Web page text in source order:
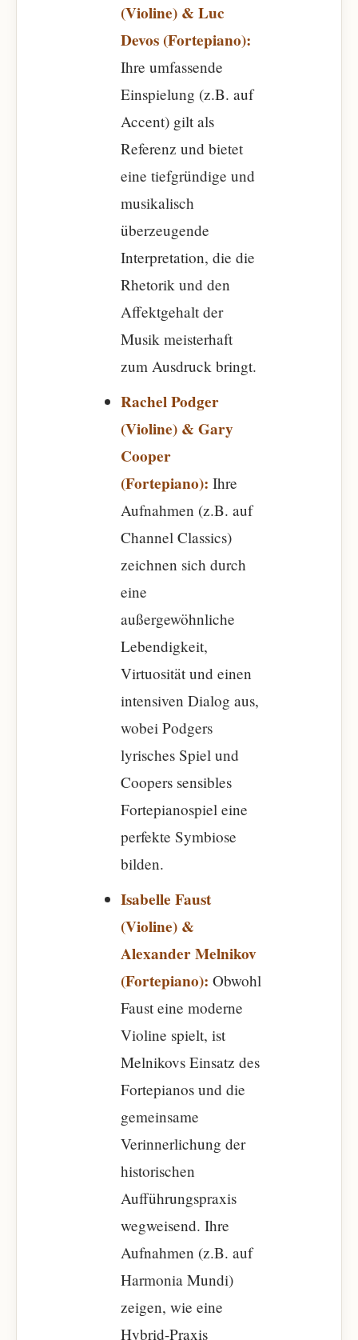
(Violine) & Luc
Devos (Fortepiano):
Ihre umfassende
Einspielung (z.B. auf
Accent) gilt als
Referenz und bietet
eine tiefgründige und
musikalisch
überzeugende
Interpretation, die die
Rhetorik und den
Affektgehalt der
Musik meisterhaft
zum Ausdruck bringt.
Rachel Podger
(Violine) & Gary
Cooper
(Fortepiano): Ihre
Aufnahmen (z.B. auf
Channel Classics)
zeichnen sich durch
eine
außergewöhnliche
Lebendigkeit,
Virtuosität und einen
intensiven Dialog aus,
wobei Podgers
lyrisches Spiel und
Coopers sensibles
Fortepianospiel eine
perfekte Symbiose
bilden.
Isabelle Faust
(Violine) &
Alexander Melnikov
(Fortepiano): Obwohl
Faust eine moderne
Violine spielt, ist
Melnikovs Einsatz des
Fortepianos und die
gemeinsame
Verinnerlichung der
historischen
Aufführungspraxis
wegweisend. Ihre
Aufnahmen (z.B. auf
Harmonia Mundi)
zeigen, wie eine
Hybrid-Praxis